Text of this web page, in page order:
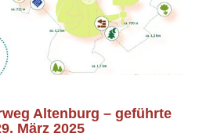
Altenburg – geführte
März 2025